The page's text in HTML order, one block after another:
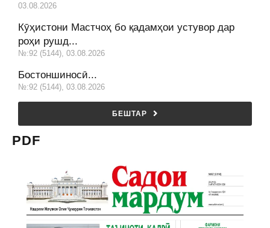
03.08.2026
Кӯҳистони Мастчоҳ бо қадамҳои устувор дар
роҳи рушд...
№:92 (5144), 03.08.2026
Бостоншиносӣ...
№:92 (5144), 03.08.2026
БЕШТАР
PDF